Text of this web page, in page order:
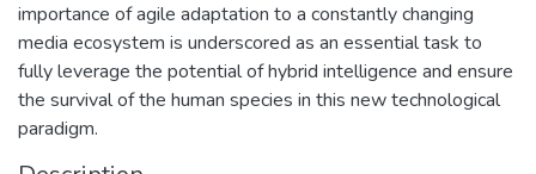
importance of agile adaptation to a constantly changing
media ecosystem is underscored as an essential task to
fully leverage the potential of hybrid intelligence and ensure
the survival of the human species in this new technological
paradigm.